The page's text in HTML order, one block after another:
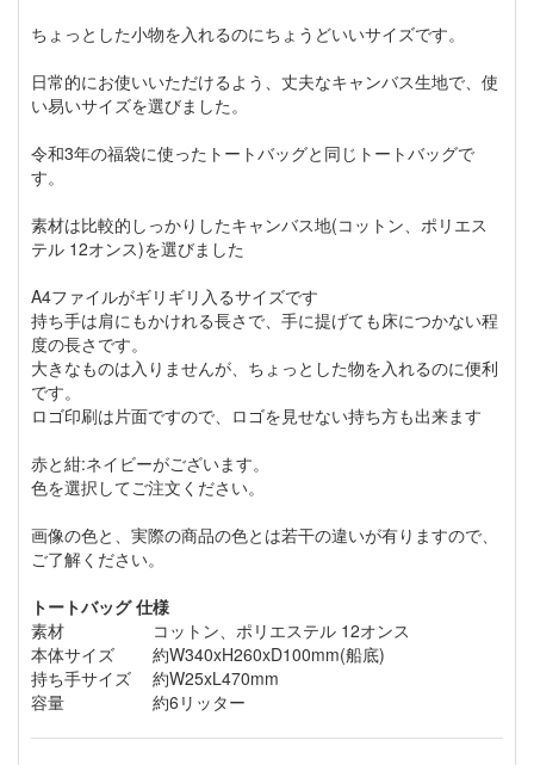
ちょっとした小物を入れるのにちょうどいいサイズです。
日常的にお使いいただけるよう、丈夫なキャンバス生地で、使
い易いサイズを選びました。
令和3年の福袋に使ったトートバッグと同じトートバッグで
す。
素材は比較的しっかりしたキャンバス地(コットン、ポリエス
テル 12オンス)を選びました
A4ファイルがギリギリ入るサイズです
持ち手は肩にもかけれる長さで、手に提げても床につかない程
度の長さです。
大きなものは入りませんが、ちょっとした物を入れるのに便利
です。
ロゴ印刷は片面ですので、ロゴを見せない持ち方も出来ます
赤と紺:ネイビーがございます。
色を選択してご注文ください。
画像の色と、実際の商品の色とは若干の違いが有りますので、
ご了解ください。
トートバッグ 仕様
素材
コットン、ポリエステル 12オンス
本体サイズ
約W340xH260xD100mm(船底)
持ち手サイズ
約W25xL470mm
容量
約6リッター